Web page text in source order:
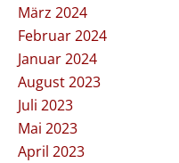
März 2024
Februar 2024
Januar 2024
August 2023
Juli 2023
Mai 2023
April 2023